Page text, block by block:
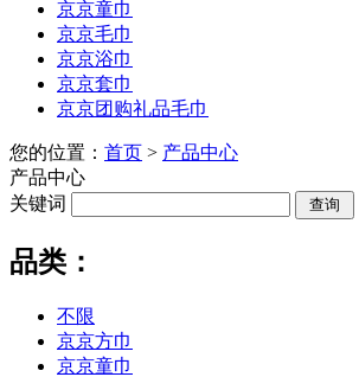
京京童巾
京京毛巾
京京浴巾
京京套巾
京京团购礼品毛巾
您的位置： 首页 > 产品中心
产品中心
关键词
品类：
不限
京京方巾
京京童巾